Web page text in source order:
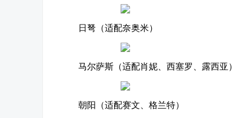
日弩（适配奈奥米）
马尔萨斯（适配肖妮、西塞罗、露西亚）
朝阳（适配赛文、格兰特）